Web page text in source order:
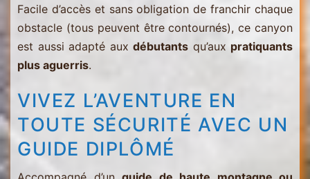
Facile d’accès et sans obligation de franchir chaque
obstacle (tous peuvent être contournés), ce canyon
est aussi adapté aux débutants qu’aux pratiquants
plus aguerris.
VIVEZ L’AVENTURE EN
TOUTE SÉCURITÉ AVEC UN
GUIDE DIPLÔMÉ